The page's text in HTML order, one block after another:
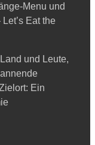
Menu und
Eat the
und Leute,
Ein